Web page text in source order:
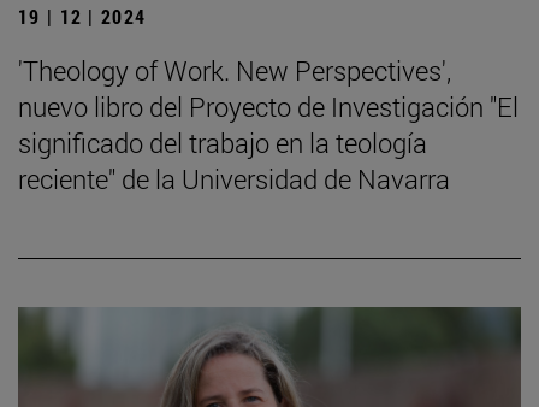
19 | 12 | 2024
'Theology of Work. New Perspectives',
nuevo libro del Proyecto de Investigación "El
significado del trabajo en la teología
reciente" de la Universidad de Navarra